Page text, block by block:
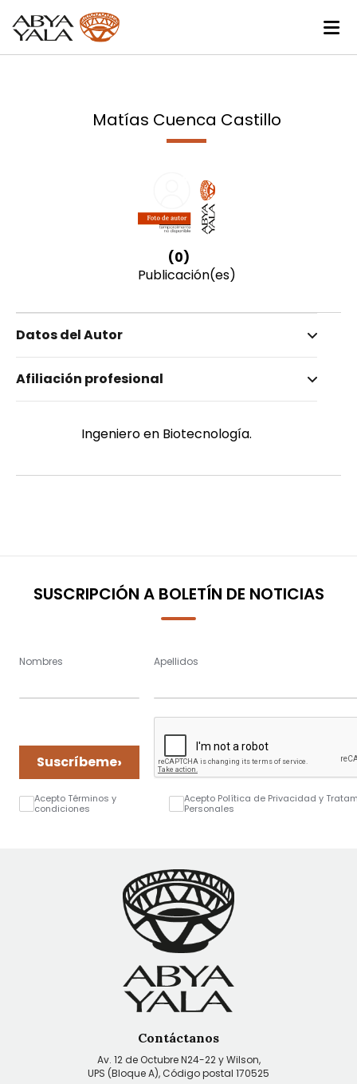
Matías Cuenca Castillo
(0)
Publicación(es)
Datos del Autor
Cuenca Castillo, Matías
Masculino
Afiliación profesional
Ingeniero en Biotecnología.
SUSCRIPCIÓN A BOLETÍN DE NOTICIAS
Nombres Apellidos
Suscríbeme›
Acepto Términos y
condiciones
Acepto Política de Privacidad y
Personales
Contáctanos
Av. 12 de Octubre N24-22 y Wilson,
UPS (Bloque A), Código postal 170525